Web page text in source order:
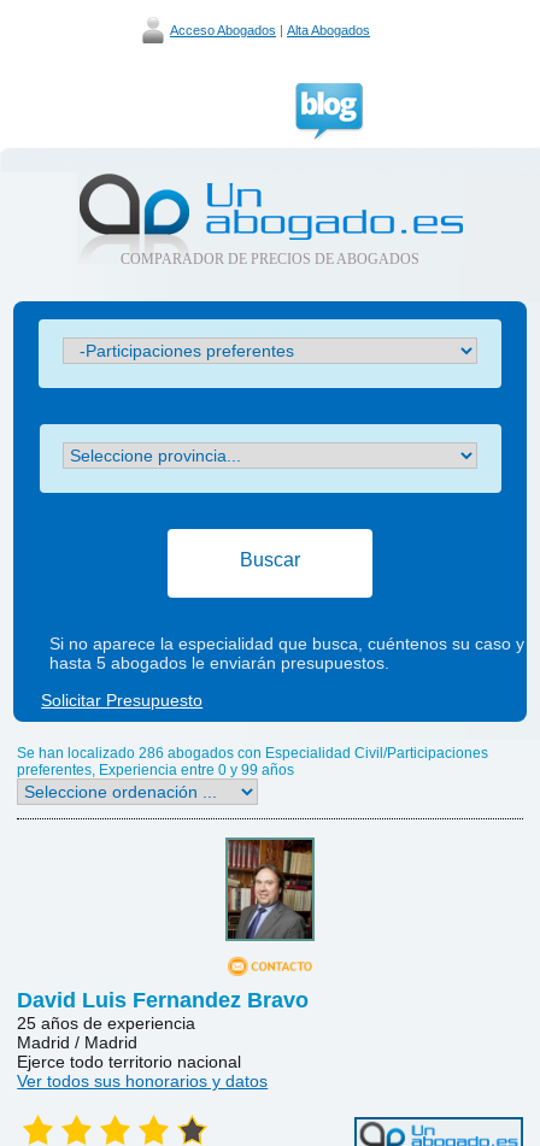
Acceso Abogados |Alta Abogados
COMPARADOR DE PRECIOS DE ABOGADOS
Buscar
Si no aparece la especialidad que busca, cuéntenos su caso y
hasta 5 abogados le enviarán presupuestos.
Solicitar Presupuesto
Se han localizado 286 abogados con Especialidad Civil/Participaciones
preferentes, Experiencia entre 0 y 99 años
David Luis Fernandez Bravo
25 años de experiencia
Madrid / Madrid
Ejerce todo territorio nacional
Ver todos sus honorarios y datos